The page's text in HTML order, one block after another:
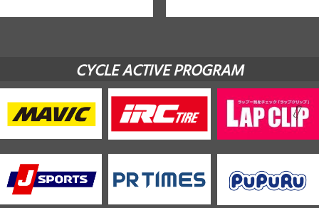
CYCLE ACTIVE PROGRAM